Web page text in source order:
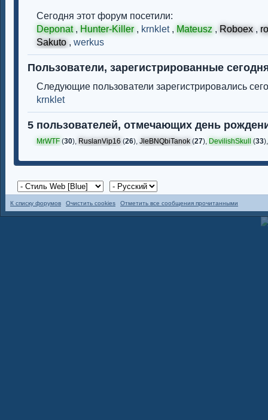
Сегодня этот форум посетили:
Deponat, Hunter-Killer, krnklet, Mateusz , Roboex,
Sakuto , werkus
Пользователи, зарегистрированные
Следующие пользователи зарегистрировались
krnklet
5 пользователей, отмечающих день
MrWTF (30), RuslanVip16 (26), JleBNQbiTanok (27), DevilishSkull (33),
К списку форумов Очистить cookies Отметить все сообщения прочитанными